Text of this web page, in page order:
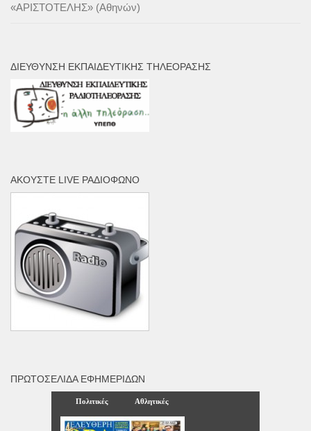
«ΑΡΙΣΤΟΤΕΛΗΣ» (Αθηνών)
ΔΙΕΎΘΥΝΣΗ ΕΚΠΑΙΔΕΥΤΙΚΉΣ ΤΗΛΕΌΡΑΣΗΣ
ΑΚΟΎΣΤΕ LIVE ΡΑΔΙΌΦΩΝΟ
ΠΡΩΤΟΣΈΛΙΔΑ ΕΦΗΜΕΡΊΔΩΝ